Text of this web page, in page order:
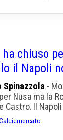
ha chiuso
il Napoli
Spinazzola -
Nusa ma la
Castro. Il
Calciomercato